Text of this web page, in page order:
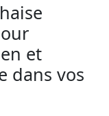
et
dans vos